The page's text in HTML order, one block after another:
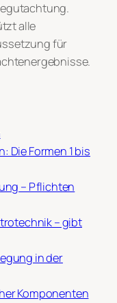
alle
für
Die Formen 1 bis
– Pflichten
– gibt
in der
Komponenten